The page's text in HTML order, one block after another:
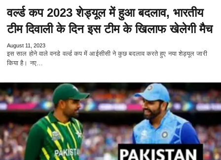
वर्ल्ड कप 2023 शेड्यूल में हुआ बदलाव, भारतीय
टीम दिवाली के दिन इस टीम के खिलाफ खेलेगी मैच
August 11, 2023
इस साल होने वाले वनडे वर्ल्ड कप में आईसीसी ने कुछ बदलाव करते हुए नया शेड्यूल जारी
किया है। नए…